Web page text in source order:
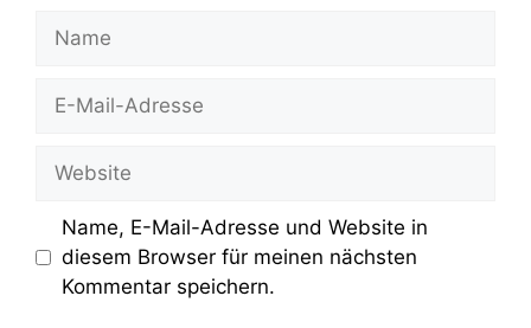
Mail-
Name, E-Mail-Adresse und Website in
diesem Browser für meinen nächsten
Kommentar speichern.